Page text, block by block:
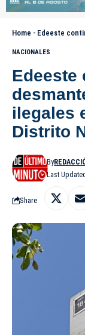
Home - Edeeste continúa
NACIONALES
Edeeste
ilegales
Distrito
Last
By
Share